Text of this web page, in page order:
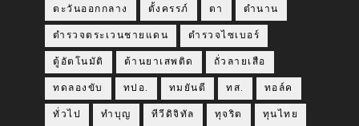
ตะวันออกกลาง ตั้งครรภ์ ตา ตำนาน
ตำรวจตระเวนชายแดน ตำรวจไซเบอร์
ตู้อัตโนมัติ ต้านยาเสพติด ถั่วลายเสือ
ทดลองขับ ทปอ. ทมยันตี ทส. ทอล์ค
ทั่วไป ทำบุญ ทีวีดิจิทัล ทุจริต ทุนไทย